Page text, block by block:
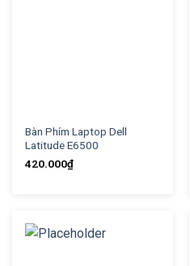
Bàn Phím Laptop Dell
Latitude E6500
420.000₫